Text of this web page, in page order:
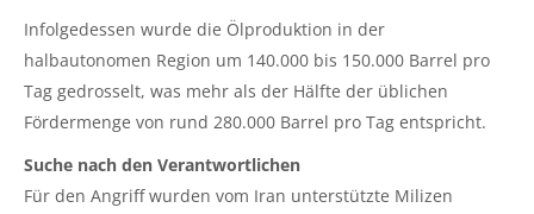
Infolgedessen wurde die Ölproduktion in der
halbautonomen Region um 140.000 bis 150.000 Barrel pro
Tag gedrosselt, was mehr als der Hälfte der üblichen
Fördermenge von rund 280.000 Barrel pro Tag entspricht.
Suche nach den Verantwortlichen
Für den Angriff wurden vom Iran unterstützte Milizen